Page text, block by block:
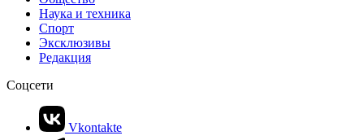
Наука и техника
Спорт
Эксклюзивы
Редакция
Соцсети
Vkontakte